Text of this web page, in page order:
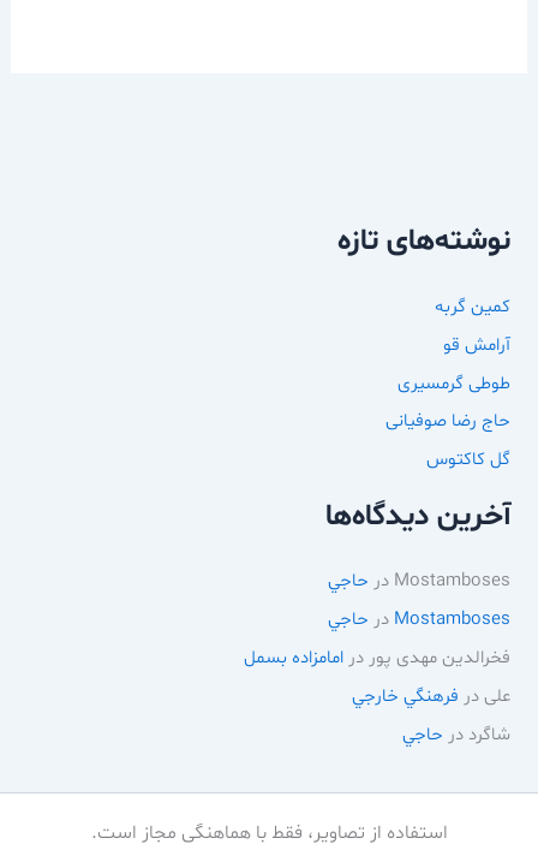
نوشته‌های تازه
کمین گربه
آرامش قو
طوطی گرمسیری
حاج رضا صوفیانی
گل کاکتوس
آخرین دیدگاه‌ها
Mostamboses در حاجي
Mostamboses در حاجي
فخرالدین مهدی پور درامامزاده بسمل
علی در فرهنگي خارجي
شاگرد در حاجي
استفاده از تصاویر، فقط با هماهنگی مجاز است.